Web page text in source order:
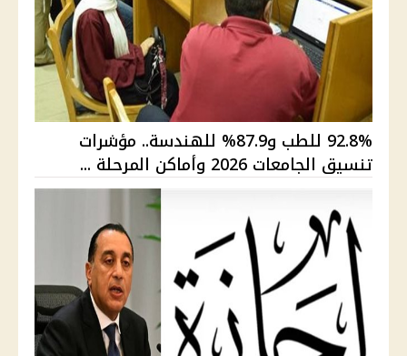
92.8% للطب و87.9% للهندسة.. مؤشرات
تنسيق الجامعات 2026 وأماكن المرحلة ...